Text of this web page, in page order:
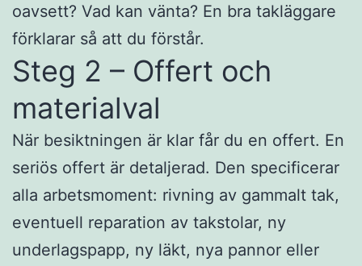
oavsett? Vad kan vänta? En bra takläggare
förklarar så att du förstår.
Steg 2 – Offert och
materialval
När besiktningen är klar får du en offert. En
seriös offert är detaljerad. Den specificerar
alla arbetsmoment: rivning av gammalt tak,
eventuell reparation av takstolar, ny
underlagspapp, ny läkt, nya pannor eller